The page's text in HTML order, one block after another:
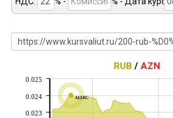
RUB / AZN
макс
0.023
0.024
0.025